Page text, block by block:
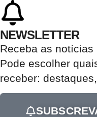
NEWSLETTER
Receba as notícias
Pode escolher
receber: